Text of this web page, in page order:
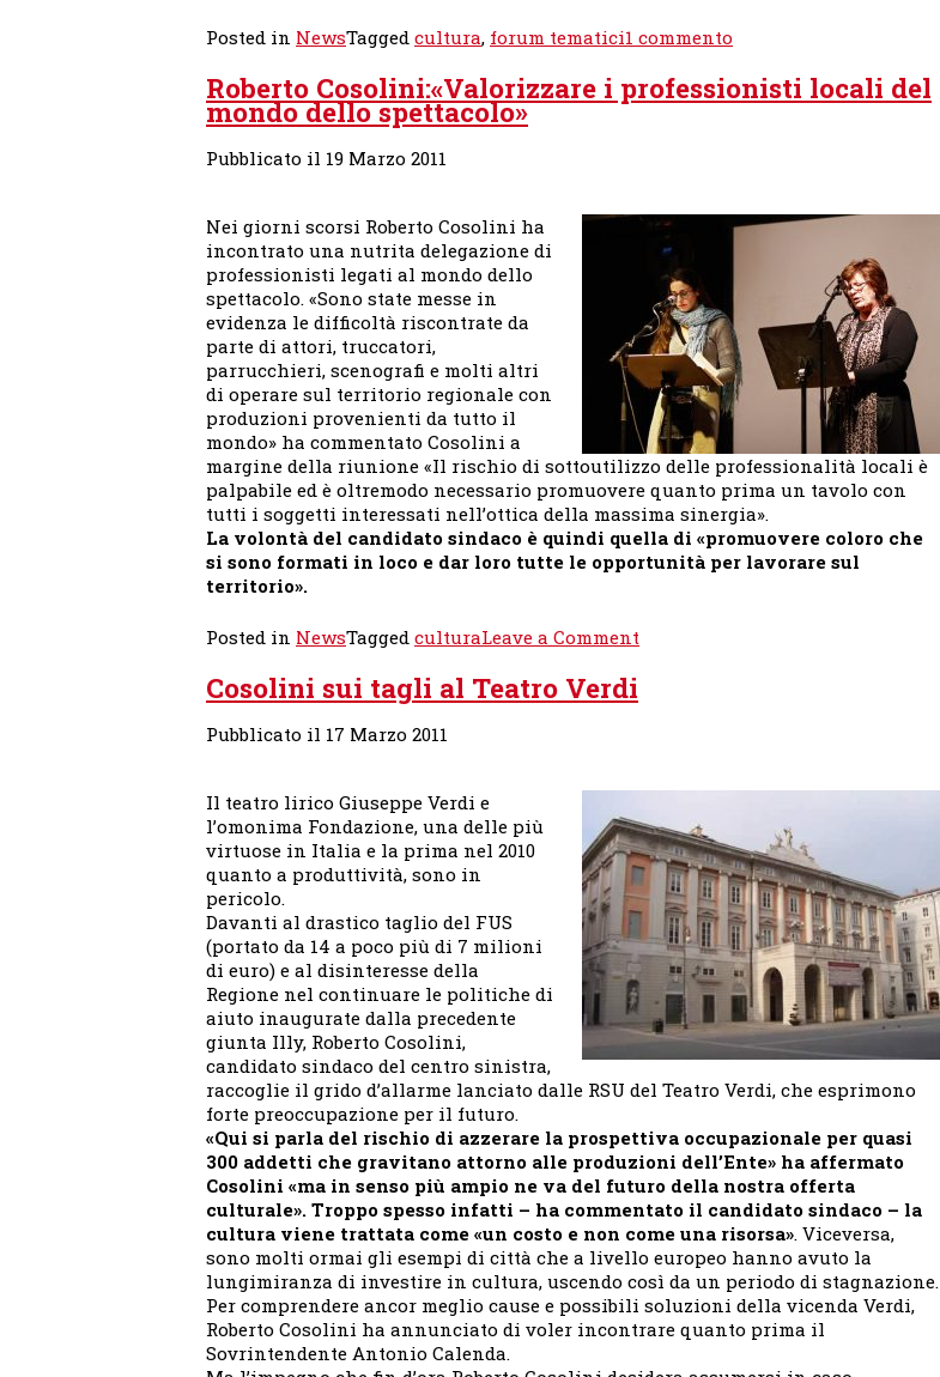
Posted in NewsTagged cultura, forum tematici1 commento
“Risorse
ed
della
Cosolini:«Trieste
deve
riconquistarsi
un
ruolo
internazionale»
Roberto Cosolini:«Valorizzare i professionisti locali del
mondo dello spettacolo»
Pubblicato il 19 Marzo 2011
Nei giorni scorsi Roberto Cosolini ha
incontrato una nutrita delegazione di
professionisti legati al mondo dello
spettacolo. «Sono state messe in
evidenza le difficoltà riscontrate da
parte di attori, truccatori,
parrucchieri, scenografi e molti altri
di operare sul territorio regionale con
produzioni provenienti da tutto il
mondo» ha commentato Cosolini a
margine della riunione «Il rischio di sottoutilizzo delle professionalità locali è
palpabile ed è oltremodo necessario promuovere quanto prima un tavolo con
tutti i soggetti interessati nell’ottica della massima sinergia».
La volontà del candidato sindaco è quindi quella di «promuovere coloro che
si sono formati in loco e dar loro tutte le opportunità per lavorare sul
territorio».
Posted in NewsTagged culturaLeave a Comment
dello
spettacolo»
Cosolini sui tagli al Teatro Verdi
Pubblicato il 17 Marzo 2011
Il teatro lirico Giuseppe Verdi e
l’omonima Fondazione, una delle più
virtuose in Italia e la prima nel 2010
quanto a produttività, sono in
pericolo.
Davanti al drastico taglio del FUS
(portato da 14 a poco più di 7 milioni
di euro) e al disinteresse della
Regione nel continuare le politiche di
aiuto inaugurate dalla precedente
giunta Illy, Roberto Cosolini,
candidato sindaco del centro sinistra,
raccoglie il grido d’allarme lanciato dalle RSU del Teatro Verdi, che esprimono
forte preoccupazione per il futuro.
«Qui si parla del rischio di azzerare la prospettiva occupazionale per quasi
300 addetti che gravitano attorno alle produzioni dell’Ente» ha affermato
Cosolini «ma in senso più ampio ne va del futuro della nostra offerta
culturale». Troppo spesso infatti – ha commentato il candidato sindaco – la
cultura viene trattata come «un costo e non come una risorsa». Viceversa,
sono molti ormai gli esempi di città che a livello europeo hanno avuto la
lungimiranza di investire in cultura, uscendo così da un periodo di stagnazione.
Per comprendere ancor meglio cause e possibili soluzioni della vicenda Verdi,
Roberto Cosolini ha annunciato di voler incontrare quanto prima il
Sovrintendente Antonio Calenda.